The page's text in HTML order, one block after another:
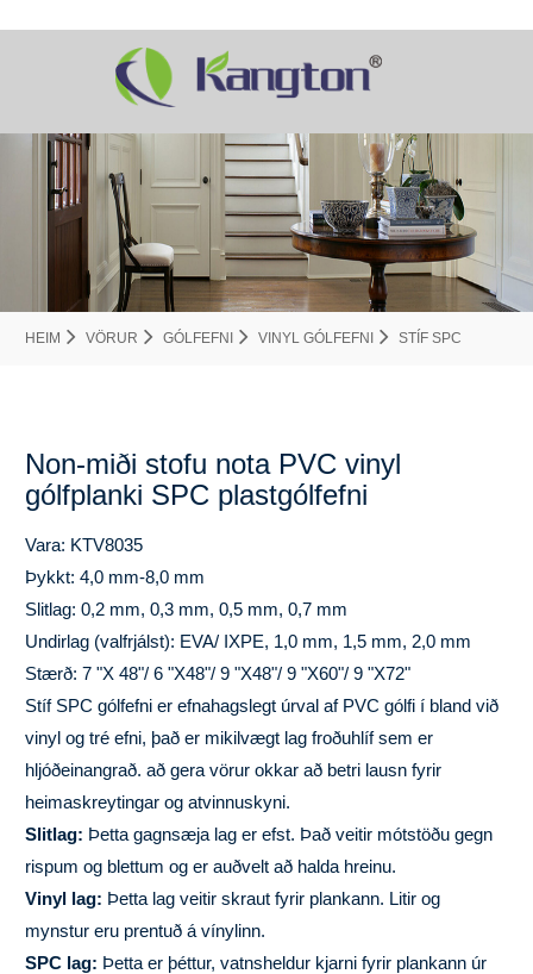
HEIM VÖRUR GÓLFEFNI VINYL GÓLFEFNI STÍF SPC
Non-miði stofu nota PVC vinyl
gólfplanki SPC plastgólfefni
Vara: KTV8035
Þykkt: 4,0 mm-8,0 mm
Slitlag: 0,2 mm, 0,3 mm, 0,5 mm, 0,7 mm
Undirlag (valfrjálst): EVA/ IXPE, 1,0 mm, 1,5 mm, 2,0 mm
Stærð: 7 "X 48"/ 6 "X48"/ 9 "X48"/ 9 "X60"/ 9 "X72"
Stíf SPC gólfefni er efnahagslegt úrval af PVC gólfi í bland við
vinyl og tré efni, það er mikilvægt lag froðuhlíf sem er
hljóðeinangrað. að gera vörur okkar að betri lausn fyrir
heimaskreytingar og atvinnuskyni.
Slitlag: Þetta gagnsæja lag er efst. Það veitir mótstöðu gegn
rispum og blettum og er auðvelt að halda hreinu.
Vinyl lag: Þetta lag veitir skraut fyrir plankann. Litir og
mynstur eru prentuð á vínylinn.
SPC lag: Þetta er þéttur, vatnsheldur kjarni fyrir plankann úr